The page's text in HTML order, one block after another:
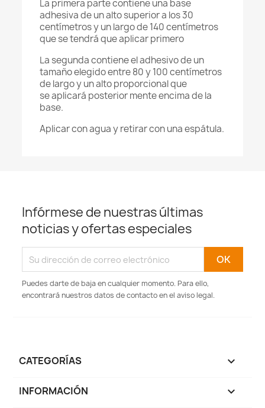
La primera parte contiene una base
adhesiva de un alto superior a los 30
centímetros y un largo de 140 centímetros
que se tendrá que aplicar primero
La segunda contiene el adhesivo de un
tamaño elegido entre 80 y 100 centímetros
de largo y un alto proporcional que
se aplicará posterior mente encima de la
base.
Aplicar con agua y retirar con una espátula.
Infórmese de nuestras últimas
noticias y ofertas especiales
Puedes darte de baja en cualquier momento. Para ello,
encontrará nuestros datos de contacto en el aviso legal.
CATEGORÍAS 
INFORMACIÓN 